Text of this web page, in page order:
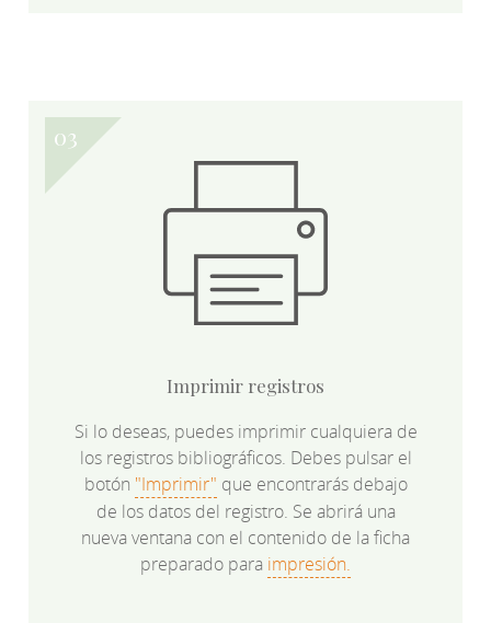
Imprimir registros
Si lo deseas, puedes imprimir cualquiera de
los registros bibliográficos. Debes pulsar el
botón "Imprimir" que encontrarás debajo
de los datos del registro. Se abrirá una
nueva ventana con el contenido de la ficha
preparado para impresión.